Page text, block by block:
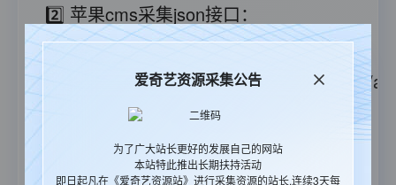
2️⃣ 苹果cms采集json接口：
https://iqiyizyapi.com/api.php/provide/vod
https://iqiyizyapi.com/api.php/provide/vod/
5️⃣ 更多接口查看采集教程：
6️⃣ 爱奇艺无广告解析：
https://www.iqiyizyjx.com/?url=
爱奇艺资源采集公告
为了广大站长更好的发展自己的网站
本站特此推出长期扶持活动
即日起凡在《爱奇艺资源站》进行采集资源的站长,连续3天每